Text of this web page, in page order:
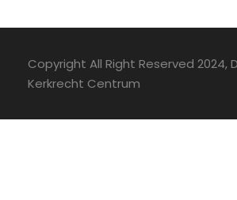
Copyright All Right Reserved 2024,
Kerkrecht Centrum